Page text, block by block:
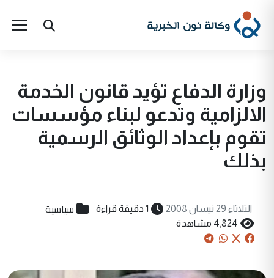
وزارة الدفاع تؤيد قانون الخدمة
الالزامية وتدعو لبناء مؤسسات
تقوم بإعداد الوثائق الرسمية
بذلك
الثلاثاء 29 نيسان 2008 1 دقيقة قراءة سياسية
4,824 مشاهدة